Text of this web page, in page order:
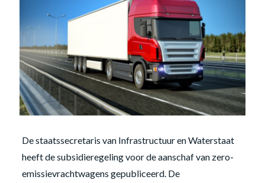
De staatssecretaris van Infrastructuur en Waterstaat
heeft de subsidieregeling voor de aanschaf van zero-
emissievrachtwagens gepubliceerd. De